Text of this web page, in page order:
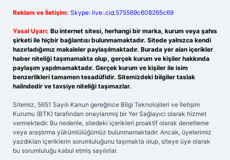
Reklam ve İletişim: Skype: live:.cid.575569c608265c69
Yasal Uyarı: Bu internet sitesi, herhangi bir marka, kurum veya şahıs
şirketi ile hiçbir bağlantısı bulunmamaktadır. Sitede yalnızca kendi
hazırladığımız makaleler paylaşılmaktadır. Burada yer alan içerikler
haber niteliği taşımamakta olup, gerçek kurum ve kişiler hakkında
paylaşım yapılmamaktadır. Gerçek kurum ve kişiler ile isim
benzerlikleri tamamen tesadüfidir. Sitemizdeki bilgiler taslak
halindedir ve tavsiye niteliği taşımazlar.
Sitemiz, 5651 Sayılı Kanun gereğince Bilgi Teknolojileri ve İletişim
Kurumu (BTK) tarafından onaylanmış bir Yer Sağlayıcı olarak hizmet
vermektedir. Bu nedenle, sitedeki içerikleri proaktif olarak denetleme
veya araştırma yükümlülüğümüz bulunmamaktadır. Ancak, üyelerimiz
yazdıkları içeriklerin sorumluluğunu taşımakta olup, siteye üye olarak
bu sorumluluğu kabul etmiş sayılırlar.